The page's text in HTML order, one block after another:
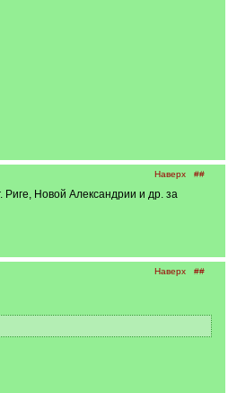
Наверх ##
Новой Александрии и др. за
Наверх ##